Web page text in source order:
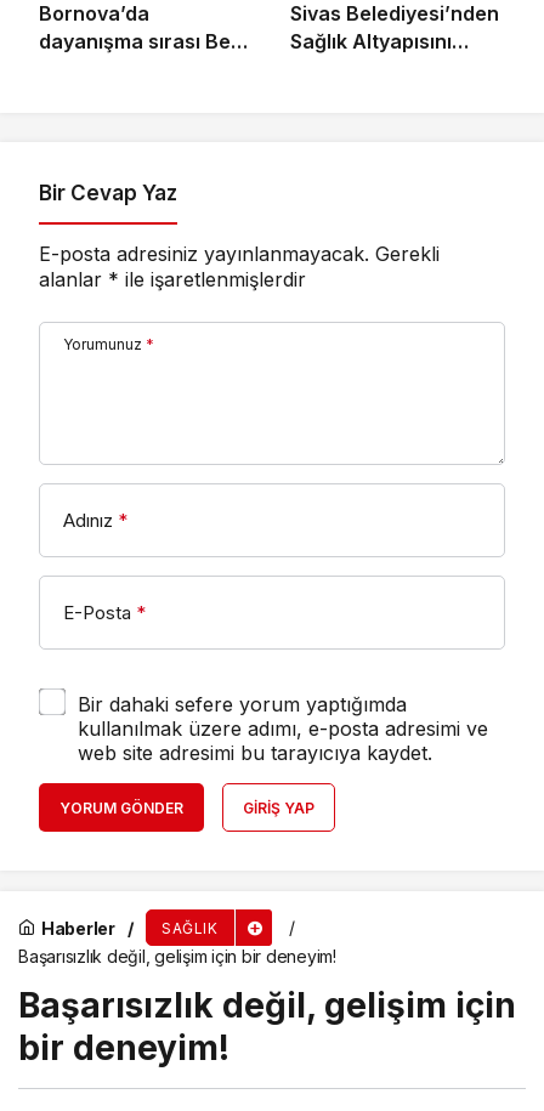
Bornova’da
dayanışma sırası Berk
Sivas Belediyesi’nden
Sağlık Altyapısını
Bir Cevap Yaz
E-posta adresiniz yayınlanmayacak. Gerekli
alanlar * ile işaretlenmişlerdir
Yorumunuz *
Adınız *
E-Posta *
Bir dahaki sefere yorum yaptığımda
kullanılmak üzere adımı, e-posta adresimi ve
web site adresimi bu tarayıcıya kaydet.
YORUM GÖNDER GIRIŞ YAP
Haberler SAĞLIK
Başarısızlık değil, gelişim için bir deneyim!
Başarısızlık değil, gelişim için
bir deneyim!